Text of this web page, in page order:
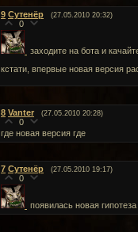
9 Сутенёр (27.05.2010 20:32)
0
заходите на бота и
кстати, впервые новая версия
8 Vanter (27.05.2010 20:28)
0
где новая версия где
7 Сутенёр (27.05.2010 19:17)
0
появилась новая